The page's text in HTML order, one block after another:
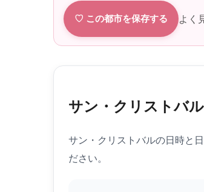
♡ この都市を保存する よく
サン・クリストバ
サン・クリストバルの日時と
ださい。